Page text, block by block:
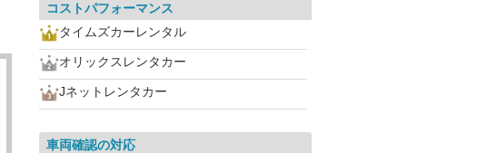
コストパフォーマンス
タイムズカーレンタル
オリックスレンタカー
Jネットレンタカー
車両確認の対応